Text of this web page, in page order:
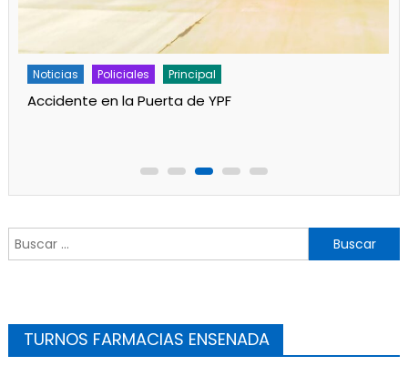
Noticias Policiales Principal
Accidente en la Puerta de YPF
Buscar:
TURNOS FARMACIAS ENSENADA